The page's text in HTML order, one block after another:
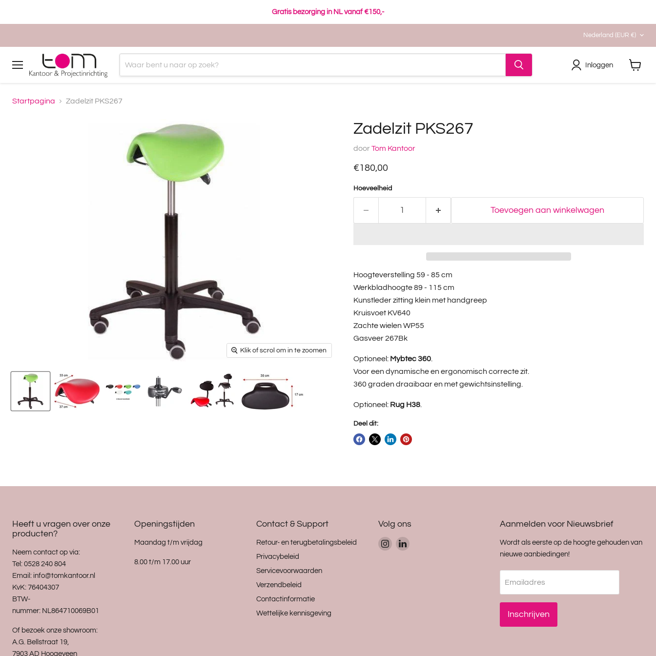
Gratis bezorging in NL vanaf €150,-
Land
Nederland (EUR €)
Menu
Inloggen
Startpagina Zadelzit PKS267
Klik of scrol om in te zoomen
Zadelzit PKS267
doorTom Kantoor
Huidige prijs
€180,00
Hoeveelheid
Toevoegen aan winkelwagen
Hoogteverstelling 59 - 85 cm
Werkbladhoogte 89 - 115 cm
Kunstleder zitting klein met handgreep
Kruisvoet KV640
Zachte wielen WP55
Gasveer 267Bk
Optioneel: Mybtec 360.
Voor een dynamische en ergonomisch correcte zit.
360 graden draaibaar en met gewichtsinstelling.
Optioneel: Rug H38.
Deel dit:
Heeft u vragen over onze
producten?
Neem contact op via:
Tel: 0528 240 804
Email: info@tomkantoor.nl
KvK: 76404307
BTW-
nummer: NL864710069B01
Of bezoek onze showroom:
A.G. Bellstraat 19,
7903 AD Hoogeveen
Openingstijden
Maandag t/m vrijdag
8.00 t/m 17.00 uur
Contact & Support
Retour- en terugbetalingsbeleid
Privacybeleid
Servicevoorwaarden
Verzendbeleid
Contactinformatie
Wettelijke kennisgeving
Volg ons
Vind Vind
Aanmelden voor Nieuwsbrief
Wordt als eerste op de hoogte gehouden van
nieuwe aanbiedingen!
Emailadres
Inschrijven